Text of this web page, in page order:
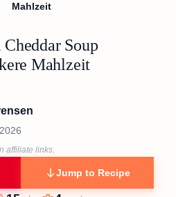
Mahlzeit
Soup
Mahlzeit
affiliate links.
Jump to Recipe